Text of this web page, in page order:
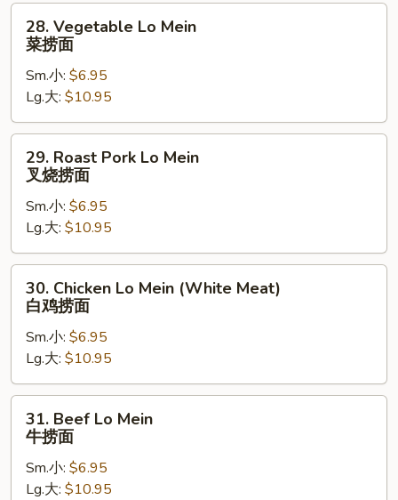
面
Vegetable
Lo
Mein
捞
面
28. Vegetable Lo Mein
菜捞面
Sm.小: $6.95
Lg.大: $10.95
Roast
Pork
Lo
Mein
叉
烧
29. Roast Pork Lo Mein
叉烧捞面
Sm.小: $6.95
Lg.大: $10.95
Chicken
Mein
(White
Meat)
白
30. Chicken Lo Mein (White Meat)
白鸡捞面
Sm.小: $6.95
Lg.大: $10.95
Beef
Mein
31. Beef Lo Mein
牛捞面
Sm.小: $6.95
Lg.大: $10.95